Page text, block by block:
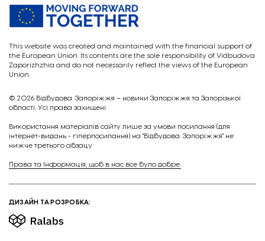
This website was created and maintained with the financial support of
the European Union. Its contents are the sole responsibility of Vidbudova
Zaporizhzhia and do not necessarily reflect the views of the European
Union.
© 2026 Відбудова. Запоріжжя – новини Запоріжжя та Запорізької
області. Усі права захищені.
Викориcтання матеріалів сайту лише за умови посилання (для
інтернет-видань - гіперпосилання) на "Відбудова. Запоріжжя" не
нижче третього абзацу.
Права та Інформація, щоб в нас все було добре.
ДИЗАЙН ТА РОЗРОБКА: